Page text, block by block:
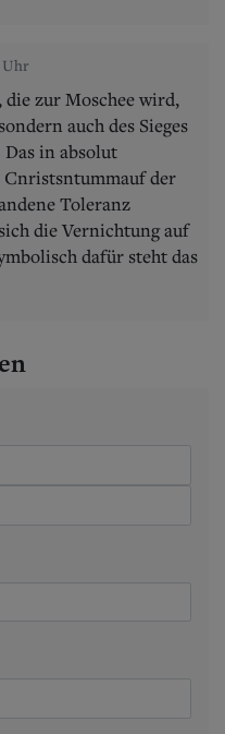
Uhr
zur Moschee wird,
auch des Sieges
in absolut
Cnristsntummauf der
Toleranz
die Vernichtung auf
dafür steht das